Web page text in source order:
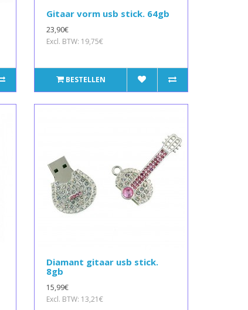
Gitaar vorm usb stick. 64gb
23,90€
Excl. BTW: 19,75€
BESTELLEN
Diamant gitaar usb stick.
8gb
15,99€
Excl. BTW: 13,21€